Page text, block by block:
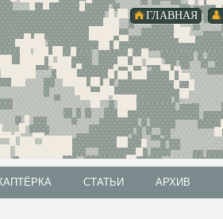
ГЛАВНАЯ
СТАТЬИ АРХИВ